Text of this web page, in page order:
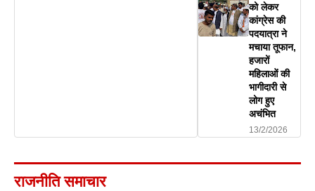
को लेकर
कांग्रेस की
पदयात्रा ने
मचाया तूफान,
हजारों
महिलाओं की
भागीदारी से
लोग हुए
अचंभित
13/2/2026
राजनीति समाचार